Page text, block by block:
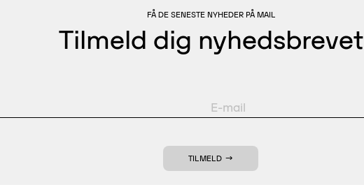
FÅ DE SENESTE NYHEDER PÅ MAIL
Tilmeld dig nyhedsbrevet
TILMELD